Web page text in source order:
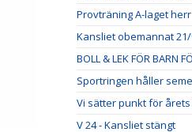
Provträning A-laget herr
Kansliet obemannat 21/
BOLL & LEK FÖR BARN
Sportringen håller
Vi sätter punkt för
V 24 - Kansliet stängt